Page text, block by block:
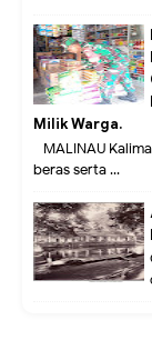
Milik Warga.
MALINAU
beras serta ...